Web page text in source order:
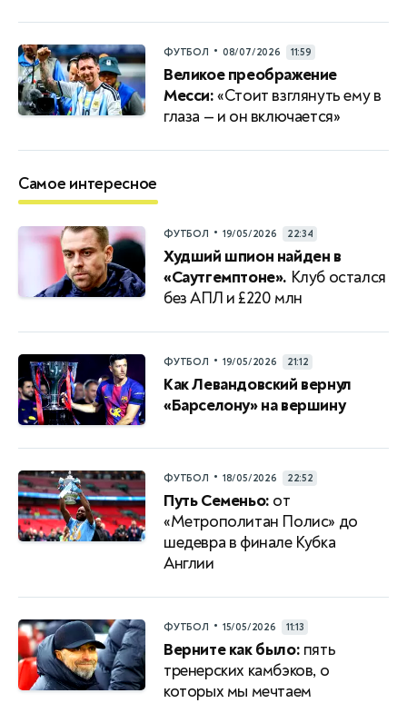
ФУТБОЛ • 08/07/2026 11:59
Великое преображение
Месси:«Стоит взглянуть ему в
глаза — и он включается»
Самое интересное
ФУТБОЛ • 19/05/2026 22:34
Худший шпион найден в
«Саутгемптоне». Клуб остался
без АПЛ и £220 млн
ФУТБОЛ • 19/05/2026 21:12
Как Левандовский вернул
«Барселону» на вершину
ФУТБОЛ • 18/05/2026 22:52
Путь Семеньо: от
«Метрополитан Полис» до
шедевра в финале Кубка
Англии
ФУТБОЛ • 15/05/2026 11:13
Верните как было: пять
тренерских камбэков, о
которых мы мечтаем